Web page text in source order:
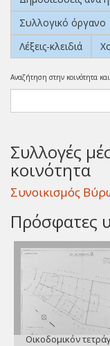
Συλλογικό όργανο
Λέξεις-κλειδιά
Αναζήτηση στην κοινότητα
Συλλογές
κοινότητα
Συνοικισμός
Πρόσφατες
Οικοδομικόν